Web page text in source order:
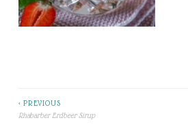
Beitragsnavigation
< PREVIOUS
Rhabarber Erdbeer Sirup